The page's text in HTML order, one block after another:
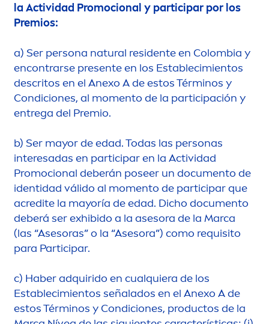
la Actividad Promocional y participar por los
Premios:
a) Ser persona natural residente en Colombia y
encontrarse presente en los Establecimientos
descritos en el Anexo A de estos Términos y
Condiciones, al momento de la participación y
entrega del Premio.
b) Ser mayor de edad. Todas las personas
interesadas en participar en la Actividad
Promocional deberán poseer un documento de
identidad válido al momento de participar que
acredite la mayoría de edad. Dicho documento
deberá ser exhibido a la asesora de la Marca
(las “Asesoras” o la “Asesora”) como requisito
para Participar.
c) Haber adquirido en cualquiera de los
Establecimientos señalados en el Anexo A de
estos Términos y Condiciones, productos de la